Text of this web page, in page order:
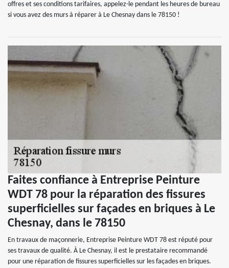
offres et ses conditions tarifaires, appelez-le pendant les heures de bureau
si vous avez des murs à réparer à Le Chesnay dans le 78150 !
Faites confiance à Entreprise Peinture
WDT 78 pour la réparation des fissures
superficielles sur façades en briques à Le
Chesnay, dans le 78150
En travaux de maçonnerie, Entreprise Peinture WDT 78 est réputé pour
ses travaux de qualité. À Le Chesnay, il est le prestataire recommandé
pour une réparation de fissures superficielles sur les façades en briques.